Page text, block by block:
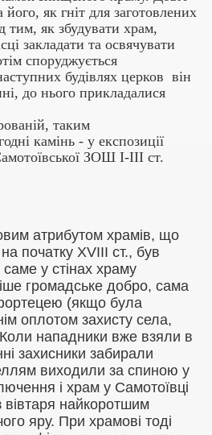
як гніт для заготовлених
тим, як збудувати храм,
закладати та освячувати
споруджується
будівлях церков він
, до нього прикладалися
ій, таким
камінь - у експозиції
ЗОШ І-ІІІ ст.
атрибутом храмів, що
початку XVIII ст., був
у стінах храму
громадське добро, сама
(якщо була
оплотом захисту села,
нападники вже взяли в
захисники забирали
виходили за спиною у
і храм у Самотоївці
вівтаря найкоротшим
яру. При храмові тоді